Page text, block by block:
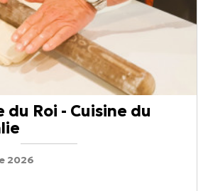
du Roi - Cuisine du
2026